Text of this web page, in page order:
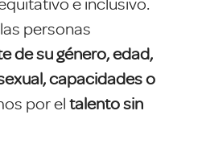
e inclusivo.
personas
de su género, edad,
capacidades o
por el talento sin